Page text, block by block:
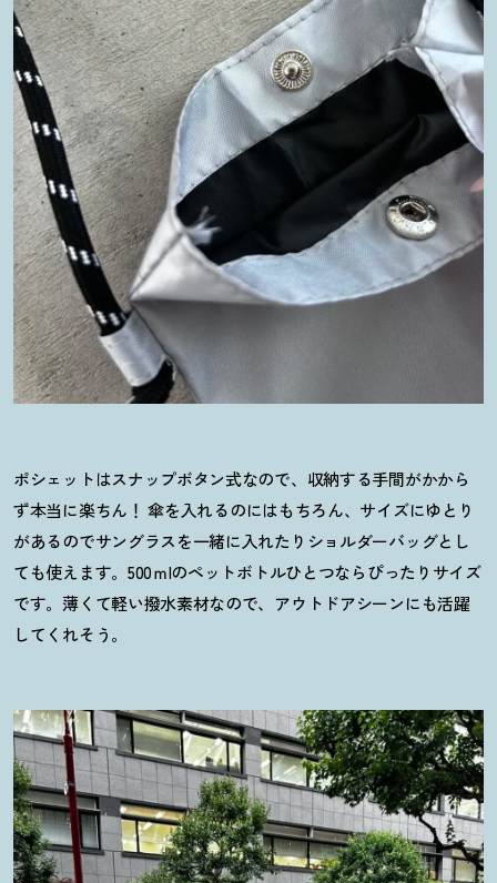
ポシェットはスナップボタン式なので、収納する手間がかから
ず本当に楽ちん ！ 傘を入れるのにはもちろん、サイズにゆとり
があるのでサングラスを一緒に入れたりショルダーバッグとし
ても使えます。500ｍlのペットボトルひとつならぴったりサイズ
です。薄くて軽い撥水素材なので、アウトドアシーンにも活躍
してくれそう。